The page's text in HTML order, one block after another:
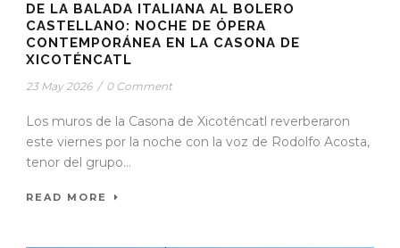
DE LA BALADA ITALIANA AL BOLERO
CASTELLANO: NOCHE DE ÓPERA
CONTEMPORÁNEA EN LA CASONA DE
XICOTÉNCATL
23 May 2026 / 0 Comment
Los muros de la Casona de Xicoténcatl reverberaron
este viernes por la noche con la voz de Rodolfo Acosta,
tenor del grupo...
READ MORE